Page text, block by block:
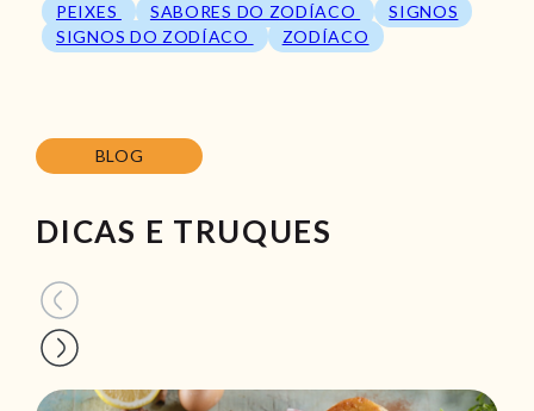
PEIXES SABORES DO ZODÍACO
SIGNOS
SIGNOS DO ZODÍACO
ZODÍACO
BLOG
DICAS E TRUQUES